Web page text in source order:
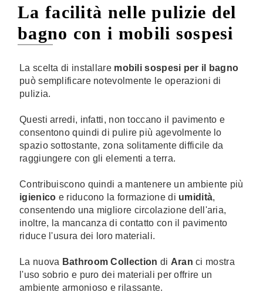
La facilità nelle pulizie del
bagno con i mobili sospesi
La scelta di installare mobili sospesi per il bagno
può semplificare notevolmente le operazioni di
pulizia.
Questi arredi, infatti, non toccano il pavimento e
consentono quindi di pulire più agevolmente lo
spazio sottostante, zona solitamente difficile da
raggiungere con gli elementi a terra.
Contribuiscono quindi a mantenere un ambiente più
igienico e riducono la formazione di umidità,
consentendo una migliore circolazione dell'aria,
inoltre, la mancanza di contatto con il pavimento
riduce l'usura dei loro materiali.
La nuova Bathroom Collection di Aranci mostra
l'uso sobrio e puro dei materiali per offrire un
ambiente armonioso e rilassante.